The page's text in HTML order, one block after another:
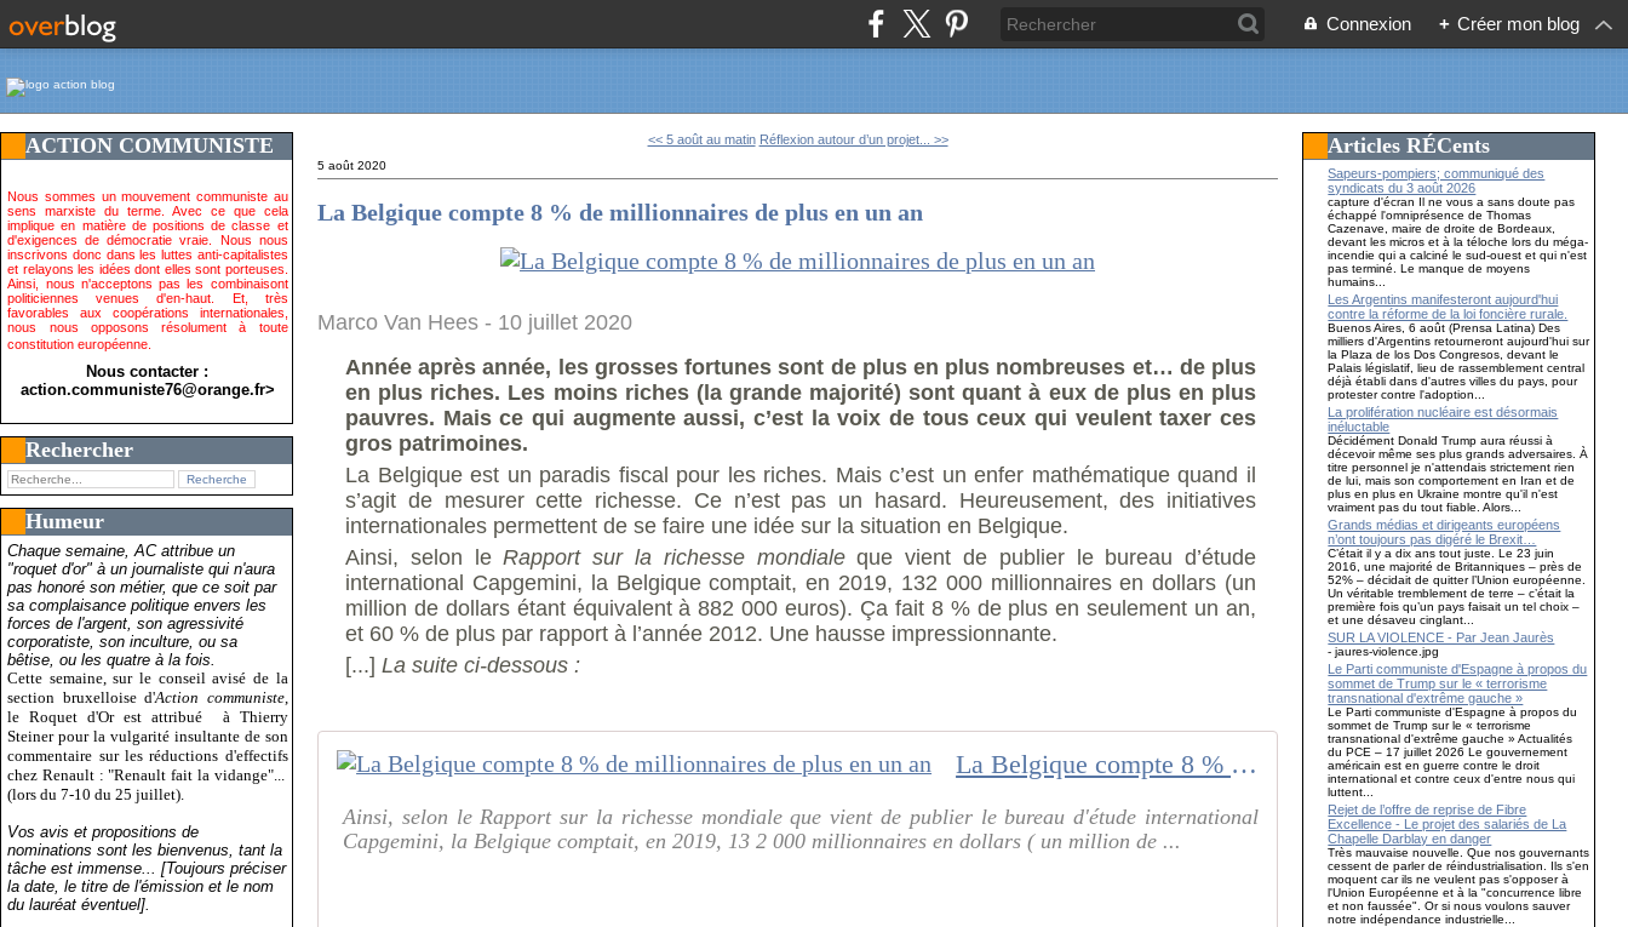
Connexion + Créer mon blog
ACTION COMMUNISTE
Nous sommes un mouvement communiste au
sens marxiste du terme. Avec ce que cela
implique en matière de positions de classe et
d'exigences de démocratie vraie. Nous nous
inscrivons donc dans les luttes anti-capitalistes
et relayons les idées dont elles sont porteuses.
Ainsi, nous n'acceptons pas les combinaisont
politiciennes venues d'en-haut. Et, très
favorables aux coopérations internationales,
nous nous opposons résolument à toute
constitution européenne.
Nous contacter :
action.communiste76@orange.fr>
Rechercher
Humeur
Chaque semaine, AC attribue un
"roquet d'or" à un journaliste qui n'aura
pas honoré son métier, que ce soit par
sa complaisance politique envers les
forces de l'argent, son agressivité
corporatiste, son inculture, ou sa
bêtise, ou les quatre à la fois.
Cette semaine, sur le conseil avisé de la
section bruxelloise d'Action communiste,
le Roquet d'Or est attribué
à Thierry
Steiner pour la vulgarité insultante de son
commentaire sur les réductions d'effectifs
chez Renault : "Renault fait la vidange"...
(lors du 7-10 du 25 juillet).
Vos avis et propositions de
nominations sont les bienvenus, tant la
tâche est immense... [Toujours préciser
la date, le titre de l'émission et le nom
du lauréat éventuel].
<< 5 août au matin Réflexion autour d’un projet... >>
5 août 2020
La Belgique compte 8 % de millionnaires de plus en un an
Marco Van Hees - 10 juillet 2020
Année après année, les grosses fortunes sont de plus en plus nombreuses et… de plus
en plus riches. Les moins riches (la grande majorité) sont quant à eux de plus en plus
pauvres. Mais ce qui augmente aussi, c’est la voix de tous ceux qui veulent taxer ces
gros patrimoines.
La Belgique est un paradis fiscal pour les riches. Mais c’est un enfer mathématique quand il
s’agit de mesurer cette richesse. Ce n’est pas un hasard. Heureusement, des initiatives
internationales permettent de se faire une idée sur la situation en Belgique.
Ainsi, selon le Rapport sur la richesse mondiale que vient de publier le bureau d’étude
international Capgemini, la Belgique comptait, en 2019, 132 000 millionnaires en dollars (un
million de dollars étant équivalent à 882 000 euros). Ça fait 8 % de plus en seulement un an,
et 60 % de plus par rapport à l’année 2012. Une hausse impressionnante.
[...] La suite ci-dessous :
La Belgique compte 8 % de millionnaires de plus en un an
Ainsi, selon le Rapport sur la richesse mondiale que vient de publier le bureau d'étude international
Capgemini, la Belgique comptait, en 2019, 13 2 000 millionnaires en dollars ( un million de ...
Articles RÉCents
Sapeurs-pompiers; communiqué des
syndicats du 3 août 2026
capture d'écran Il ne vous a sans doute pas
échappé l'omniprésence de Thomas
Cazenave, maire de droite de Bordeaux,
devant les micros et à la téloche lors du méga-
incendie qui a calciné le sud-ouest et qui n'est
pas terminé. Le manque de moyens
humains...
Les Argentins manifesteront aujourd'hui
contre la réforme de la loi foncière rurale.
Buenos Aires, 6 août (Prensa Latina) Des
milliers d'Argentins retourneront aujourd'hui sur
la Plaza de los Dos Congresos, devant le
Palais législatif, lieu de rassemblement central
déjà établi dans d'autres villes du pays, pour
protester contre l'adoption...
La prolifération nucléaire est désormais
inéluctable
Décidément Donald Trump aura réussi à
décevoir même ses plus grands adversaires. À
titre personnel je n'attendais strictement rien
de lui, mais son comportement en Iran et de
plus en plus en Ukraine montre qu'il n'est
vraiment pas du tout fiable. Alors...
Grands médias et dirigeants européens
n’ont toujours pas digéré le Brexit…
C’était il y a dix ans tout juste. Le 23 juin
2016, une majorité de Britanniques – près de
52% – décidait de quitter l’Union européenne.
Un véritable tremblement de terre – c’était la
première fois qu’un pays faisait un tel choix –
et une désaveu cinglant...
SUR LA VIOLENCE - Par Jean Jaurès
- jaures-violence.jpg
Le Parti communiste d'Espagne à propos du
sommet de Trump sur le « terrorisme
transnational d'extrême gauche »
Le Parti communiste d'Espagne à propos du
sommet de Trump sur le « terrorisme
transnational d'extrême gauche » Actualités
du PCE – 17 juillet 2026 Le gouvernement
américain est en guerre contre le droit
international et contre ceux d'entre nous qui
luttent...
Rejet de l’offre de reprise de Fibre
Excellence - Le projet des salariés de La
Chapelle Darblay en danger
Très mauvaise nouvelle. Que nos gouvernants
cessent de parler de réindustrialisation. Ils s'en
moquent car ils ne veulent pas s'opposer à
l'Union Européenne et à la "concurrence libre
et non faussée". Or si nous voulons sauver
notre indépendance industrielle...